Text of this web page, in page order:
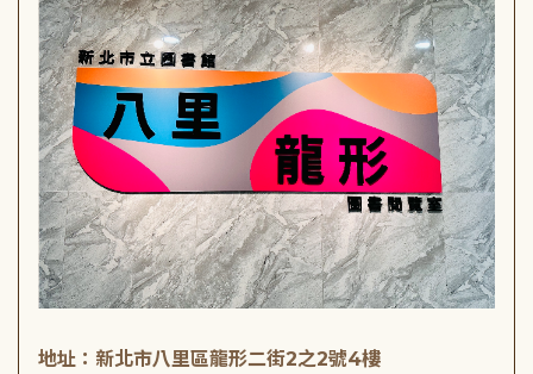
地址：新北市八里區龍形二街2之2號4樓